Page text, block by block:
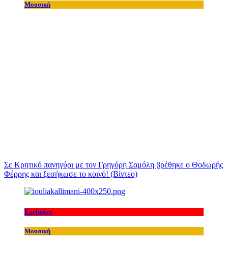
Μουσική
Σε Κρητικό πανηγύρι με τον Γρηγόρη Σαμόλη βρέθηκε ο Θοδωρής
Φέρρης και ξεσήκωσε το κοινό! (Βίντεο)
Exclusive
Μουσική